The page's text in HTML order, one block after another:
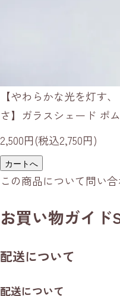
【やわらかな光を灯す
さ】ガラスシェード ポ
2,500円(税込2,750円)
カートへ
この商品について問い
お買い物ガイド
配送について
配送について